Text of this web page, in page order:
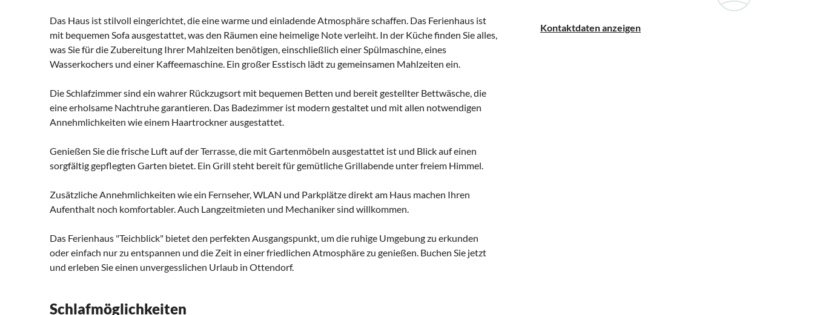
Das Haus ist stilvoll eingerichtet, die eine warme und einladende Atmosphäre schaffen. Das Ferienhaus ist
mit bequemen Sofa ausgestattet, was den Räumen eine heimelige Note verleiht. In der Küche finden Sie alles,
was Sie für die Zubereitung Ihrer Mahlzeiten benötigen, einschließlich einer Spülmaschine, eines
Wasserkochers und einer Kaffeemaschine. Ein großer Esstisch lädt zu gemeinsamen Mahlzeiten ein.
Die Schlafzimmer sind ein wahrer Rückzugsort mit bequemen Betten und bereit gestellter Bettwäsche, die
eine erholsame Nachtruhe garantieren. Das Badezimmer ist modern gestaltet und mit allen notwendigen
Annehmlichkeiten wie einem Haartrockner ausgestattet.
Genießen Sie die frische Luft auf der Terrasse, die mit Gartenmöbeln ausgestattet ist und Blick auf einen
sorgfältig gepflegten Garten bietet. Ein Grill steht bereit für gemütliche Grillabende unter freiem Himmel.
Zusätzliche Annehmlichkeiten wie ein Fernseher, WLAN und Parkplätze direkt am Haus machen Ihren
Aufenthalt noch komfortabler. Auch Langzeitmieten und Mechaniker sind willkommen.
Das Ferienhaus "Teichblick" bietet den perfekten Ausgangspunkt, um die ruhige Umgebung zu erkunden
oder einfach nur zu entspannen und die Zeit in einer friedlichen Atmosphäre zu genießen. Buchen Sie jetzt
und erleben Sie einen unvergesslichen Urlaub in Ottendorf.
Schlafmöglichkeiten
Kontaktdaten anzeigen